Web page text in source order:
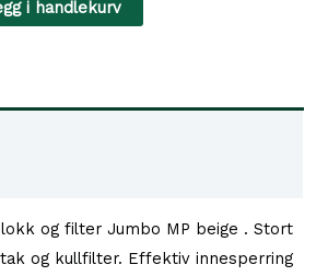
i handlekurv
og filter Jumbo MP beige . Stort
og kullfilter. Effektiv innesperring